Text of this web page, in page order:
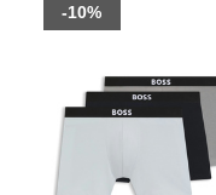
-10%